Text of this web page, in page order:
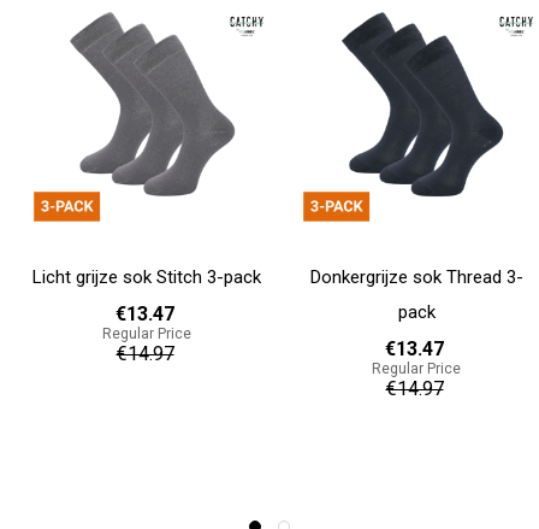
Licht grijze sok Stitch 3-pack
€13.47
Regular Price
€14.97
Donkergrijze sok Thread 3-
pack
€13.47
Regular Price
€14.97